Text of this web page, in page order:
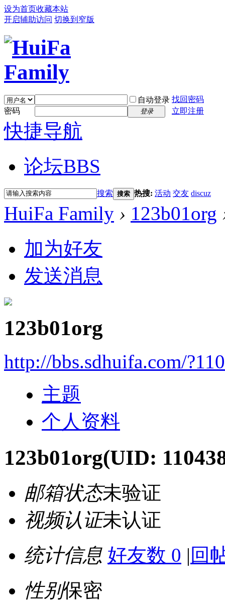
设为首页收藏本站
开启辅助访问 切换到窄版
自动登录 找回密码
密码
登录 立即注册
快捷导航
论坛BBS
搜索 搜索 热搜: 活动 交友 discuz
HuiFa Family › 123b01org
加为好友
发送消息
123b01org
http://bbs.sdhuifa.com/
主题
个人资料
123b01org(UID:
邮箱状态未验证
视频认证未认证
统计信息 好友数 0 | 回
性别保密